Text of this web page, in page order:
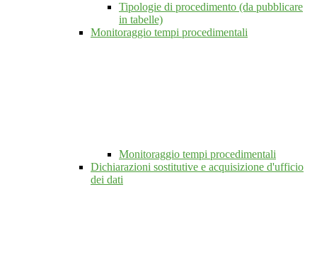
Tipologie di procedimento (da pubblicare
in tabelle)
Monitoraggio tempi procedimentali
Monitoraggio tempi procedimentali
Dichiarazioni sostitutive e acquisizione d'ufficio
dei dati